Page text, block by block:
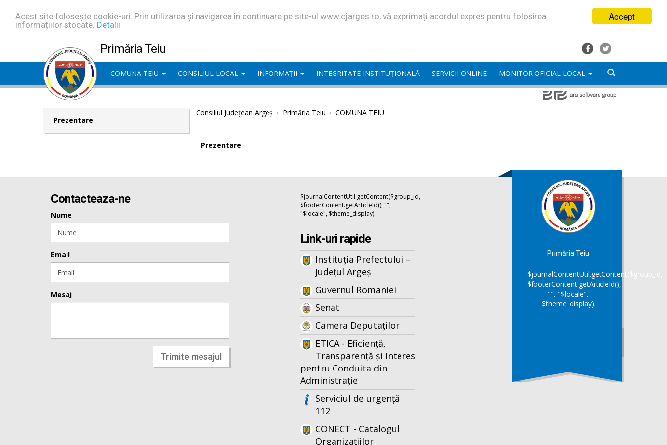
Accept
Acest site folosește cookie-uri. Prin utilizarea și navigarea în continuare pe site-ul www.cjarges.ro, vă exprimați acordul expres pentru folosirea
informațiilor stocate. Detalii
Primăria Teiu
COMUNA TEIU CONSILIUL LOCAL INFORMAȚII INTEGRITATE INSTITUȚIONALĂ SERVICII ONLINE MONITOR OFICIAL LOCAL
Prezentare
Consiliul Județean Argeș Primăria Teiu COMUNA TEIU
Prezentare
Contacteaza-ne
Nume
Email
Mesaj
Trimite mesajul
$journalContentUtil.getContent($group_id,
$footerContent.getArticleId(), "",
"$locale", $theme_display)
Link-uri rapide
Instituția Prefectului –
Județul Argeș
Guvernul Romaniei
Senat
Camera Deputaților
ETICA - Eficiență,
Transparență și Interes
pentru Conduita din
Administrație
Serviciul de urgență
112
CONECT - Catalogul
Organizațiilor
Primăria Teiu
$journalContentUtil.getContent($group_id,
$footerContent.getArticleId(),
"", "$locale",
$theme_display)